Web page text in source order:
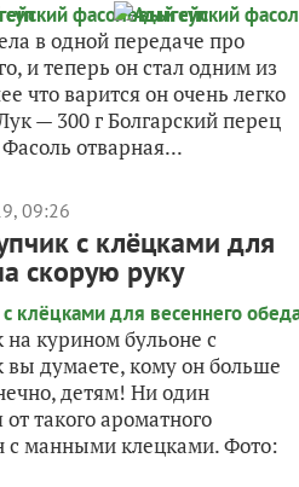
в одной передаче про
и теперь он стал одним из
что варится он очень легко
— 300 г Болгарский перец
отварная...
09:26
с клёцками для
скорую руку
курином бульоне с
думаете, кому он больше
детям! Ни один
такого ароматного
манными клецками. Фото: